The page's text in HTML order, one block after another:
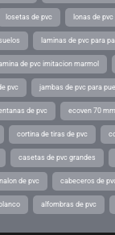
losetas de pvc lonas de
laminas de pvc para
de pvc imitacion marmol
pvc jambas de pvc para
de pvc ecoven 70
cortina de tiras de pvc
casetas de pvc grandes
de pvc cabeceros de
alfombras de pvc